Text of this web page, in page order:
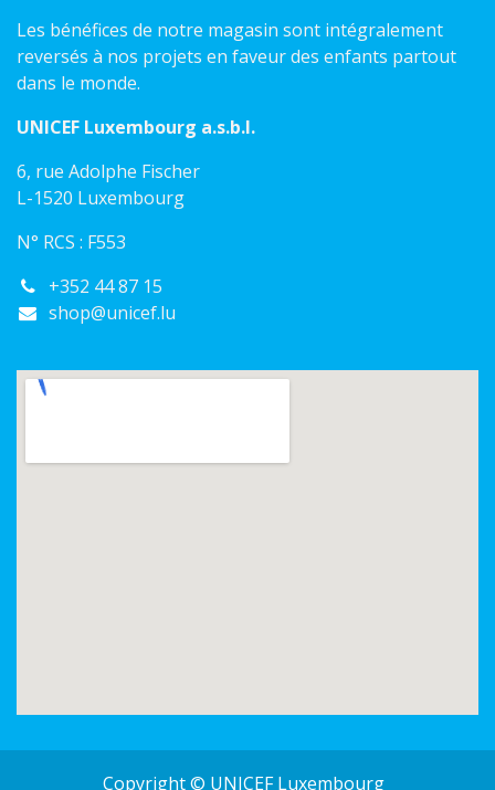
Les bénéfices de notre magasin sont intégralement
reversés à nos projets en faveur des enfants partout
dans le monde.
UNICEF Luxembourg a.s.b.l.
6, rue Adolphe Fischer
L-1520 Luxembourg
N° RCS : F553
+352 44 87 15
shop@unicef.lu
Copyright © UNICEF Luxembourg